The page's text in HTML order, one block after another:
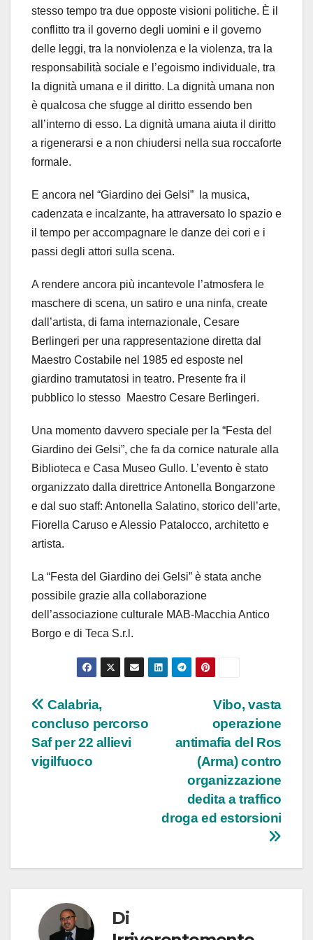
stesso tempo tra due opposte visioni politiche. È il
conflitto tra il governo degli uomini e il governo
delle leggi, tra la nonviolenza e la violenza, tra la
responsabilità sociale e l’egoismo individuale, tra
la dignità umana e il diritto. La dignità umana non
è qualcosa che sfugge al diritto essendo ben
all’interno di esso. La dignità umana aiuta il diritto
a rigenerarsi e a non chiudersi nella sua roccaforte
formale.
E ancora nel “Giardino dei Gelsi” la musica,
cadenzata e incalzante, ha attraversato lo spazio e
il tempo per accompagnare le danze dei cori e i
passi degli attori sulla scena.
A rendere ancora più incantevole l’atmosfera le
maschere di scena, un satiro e una ninfa, create
dall’artista, di fama internazionale, Cesare
Berlingeri per una rappresentazione diretta dal
Maestro Costabile nel 1985 ed esposte nel
giardino tramutatosi in teatro. Presente fra il
pubblico lo stesso Maestro Cesare Berlingeri.
Una momento davvero speciale per la “Festa del
Giardino dei Gelsi”, che fa da cornice naturale alla
Biblioteca e Casa Museo Gullo. L’evento è stato
organizzato dalla direttrice Antonella Bongarzone
e dal suo staff: Antonella Salatino, storico dell’arte,
Fiorella Caruso e Alessio Patalocco, architetto e
artista.
La “Festa del Giardino dei Gelsi” è stata anche
possibile grazie alla collaborazione
dell’associazione culturale MAB-Macchia Antico
Borgo e di Teca S.r.l.
Navigazione
articoli
Vibo, vasta
operazione
antimafia del Ros
(Arma) contro
organizzazione
dedita a traffico
droga ed estorsioni
Calabria,
concluso percorso
Saf per 22 allievi
vigilfuoco
Di